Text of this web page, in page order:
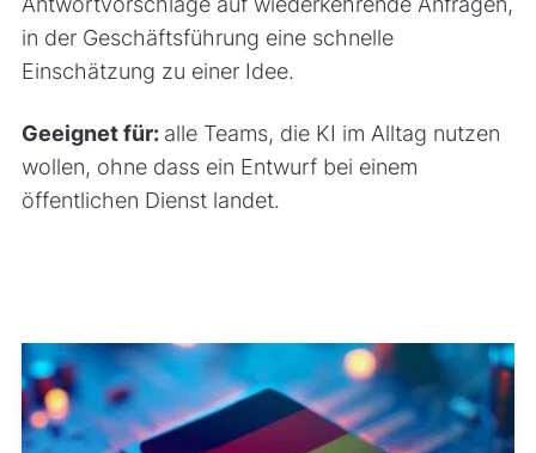
in der Geschäftsführung eine schnelle
Einschätzung zu einer Idee.
Geeignet für: alle Teams, die KI im Alltag nutzen
wollen, ohne dass ein Entwurf bei einem
öffentlichen Dienst landet.